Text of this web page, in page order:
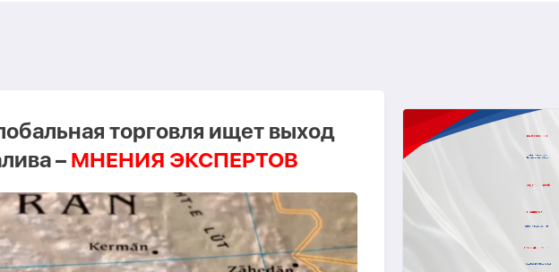
торговля ищет выход
– МНЕНИЯ ЭКСПЕРТОВ